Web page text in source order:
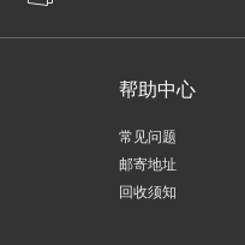
帮助中心
常见问题
邮寄地址
回收须知